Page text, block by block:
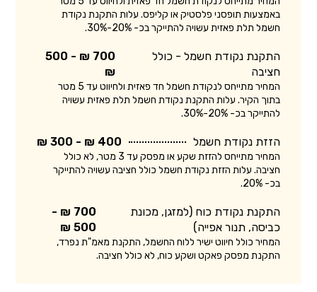
באמצעות תופסני פלסטיק או קליפס. עלות התקנת נקודת
חשמל תלת פאזית עשויה להתייקר בכ- 20%-30%.
התקנת נקודת חשמל - כולל
חציבה
700 ₪ - 500
₪
המחיר מתייחס לנקודת חשמל חד פאזית ולחיווט עד 5 מטר
בתוך הקיר. עלות התקנת נקודת חשמל תלת פאזית עשויה
להתייקר בכ- 20%-30%.
הזזת נקודת חשמל 400 ₪ - 300 ₪
המחיר מתייחס להזזת שקע או מפסק עד 3 מטר, לא כולל
חציבה. עלות הזזת נקודת חשמל כולל חציבה עשויה להתייקר
בכ- 20%.
התקנת נקודת כוח (למזגן, מכונת
כביסה, תנור אפייה)
700 ₪ -
500 ₪
המחיר כולל חיווט ישיר ללוח החשמל, התקנת מאמ"ת נפרד,
התקנת מפסק פאקט ושקע כוח, לא כולל חציבה.